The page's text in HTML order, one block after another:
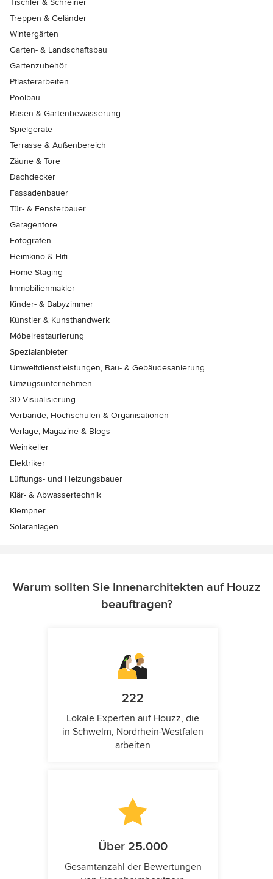
Tischler & Schreiner
Treppen & Geländer
Wintergärten
Garten- & Landschaftsbau
Gartenzubehör
Pflasterarbeiten
Poolbau
Rasen & Gartenbewässerung
Spielgeräte
Terrasse & Außenbereich
Zäune & Tore
Dachdecker
Fassadenbauer
Tür- & Fensterbauer
Garagentore
Fotografen
Heimkino & Hifi
Home Staging
Immobilienmakler
Kinder- & Babyzimmer
Künstler & Kunsthandwerk
Möbelrestaurierung
Spezialanbieter
Umweltdienstleistungen, Bau- & Gebäudesanierung
Umzugsunternehmen
3D-Visualisierung
Verbände, Hochschulen & Organisationen
Verlage, Magazine & Blogs
Weinkeller
Elektriker
Lüftungs- und Heizungsbauer
Klär- & Abwassertechnik
Klempner
Solaranlagen
Warum sollten Sie Innenarchitekten auf Houzz
beauftragen?
222
Lokale Experten auf Houzz, die
in Schwelm, Nordrhein-Westfalen
arbeiten
Über 25.000
Gesamtanzahl der Bewertungen